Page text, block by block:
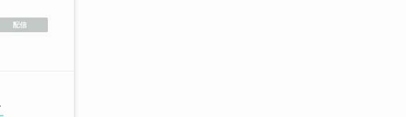
配信